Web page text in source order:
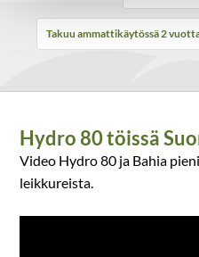
Takuu ammattikäytössä 2
Hydro 80 töissä
Video Hydro 80 ja Bahia
leikkureista.